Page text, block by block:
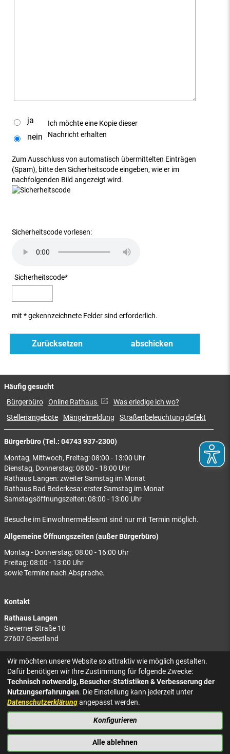
Ich möchte eine Kopie dieser
Nachricht erhalten
ja
nein
Zum Ausschluss von automatisch übermittelten Einträgen
(Spam), bitte den Sicherheitscode eingeben, wie er im
nachfolgenden Bild angezeigt wird.
Sicherheitscode vorlesen:
Sicherheitscode*
mit * gekennzeichnete Felder sind erforderlich.
Bürgerbüro (Tel.: 04743 937-2300)
Montag, Mittwoch, Freitag: 08:00 - 13:00 Uhr
Dienstag, Donnerstag: 08:00 - 18:00 Uhr
Rathaus Langen: zweiter Samstag im Monat
Rathaus Bad Bederkesa: erster Samstag im Monat
Samstagsöffnungszeiten: 08:00 - 13:00 Uhr
Besuche im Einwohnermeldeamt sind nur mit Termin möglich.
Allgemeine Öffnungszeiten (außer Bürgerbüro)
Montag - Donnerstag: 08:00 - 16:00 Uhr
Freitag: 08:00 - 13:00 Uhr
sowie Termine nach Absprache.
Kontakt
Rathaus Langen
Sieverner Straße 10
27607 Geestland
Rathaus Bad Bederkesa
Am Markt 8
27624 Geestland
Tel.: 04743 937-2300
Häufig gesucht
Bürgerbüro Online Rathaus
Was erledige ich wo?
Stellenangebote
Mängelmeldung Straßenbeleuchtung defekt
KONTAKT
IMPRESSUM
NACH OBEN
Wir möchten unsere Website so attraktiv wie möglich gestalten.
Dafür benötigen wir Ihre Zustimmung für folgende Zwecke:
Technisch notwendig, Besucher-Statistiken & Verbesserung der
Nutzungserfahrungen. Die Einstellung kann jederzeit unter
Datenschutzerklärungangepasst werden.
Konfigurieren
Alle ablehnen